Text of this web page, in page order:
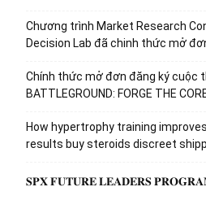
Chương trình Market Research
Decision Lab đã chinh thức mở
Chính thức mở đơn đăng ký cuộc
BATTLEGROUND: FORGE THE
How hypertrophy training
results buy steroids discreet
𝐒𝐏𝐗 𝐅𝐔𝐓𝐔𝐑𝐄 𝐋𝐄𝐀𝐃𝐄𝐑𝐒